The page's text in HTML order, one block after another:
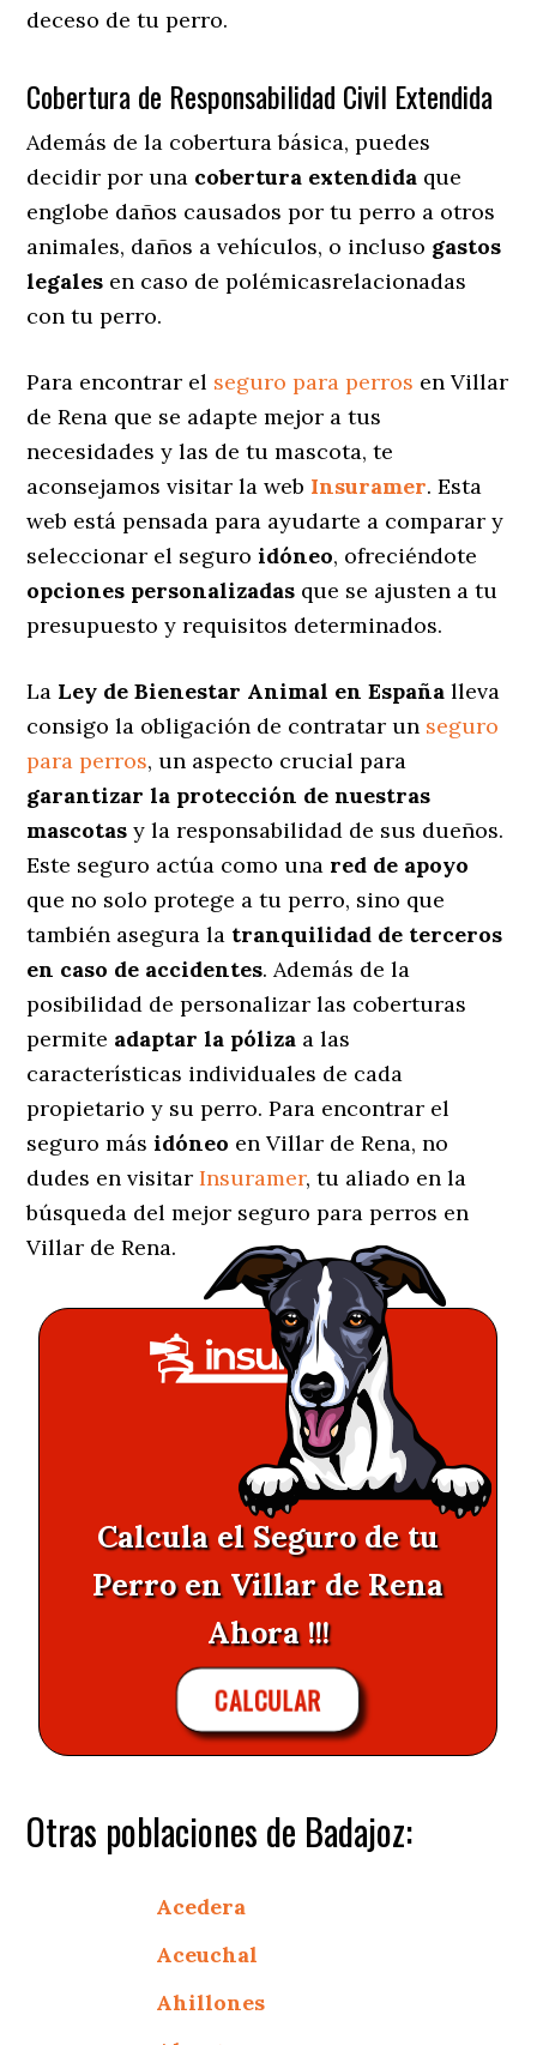
deceso de tu perro.
Cobertura de Responsabilidad Civil Extendida
Además de la cobertura básica, puedes
decidir por una cobertura extendida que
englobe daños causados por tu perro a otros
animales, daños a vehículos, o incluso gastos
legales en caso de polémicasrelacionadas
con tu perro.
Para encontrar el seguro para perros en Villar
de Rena que se adapte mejor a tus
necesidades y las de tu mascota, te
aconsejamos visitar la web Insuramer. Esta
web está pensada para ayudarte a comparar y
seleccionar el seguroidóneo, ofreciéndote
opciones personalizadas que se ajusten a tu
presupuesto y requisitos determinados.
La Ley de Bienestar Animal en España lleva
consigo la obligación de contratar un seguro
para perros, un aspecto crucial para
garantizar la protección de nuestras
mascotas y la responsabilidad de sus dueños.
Este seguro actúa como una red de apoyo
que no solo protege a tu perro, sino que
también asegura la tranquilidad de terceros
en caso de accidentes. Además de la
posibilidad de personalizar las coberturas
permite adaptar la póliza a las
características individuales de cada
propietario y su perro. Para encontrar el
seguro másidóneo en Villar de Rena, no
dudes en visitarInsuramer, tu aliado en la
búsqueda del mejor seguro para perros en
Villar de Rena.
Calcula el Seguro de tu
Perro en Villar de Rena
Ahora !!!
CALCULAR
Otras poblaciones de Badajoz:
Acedera
Aceuchal
Ahillones